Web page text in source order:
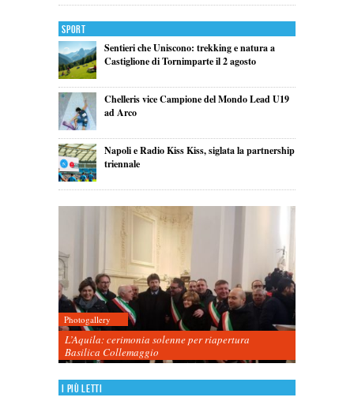
Sport
Sentieri che Uniscono: trekking e natura a
Castiglione di Tornimparte il 2 agosto
Chelleris vice Campione del Mondo Lead U19
ad Arco
Napoli e Radio Kiss Kiss, siglata la partnership
triennale
Photogallery
L’Aquila: cerimonia solenne per riapertura
Basilica Collemaggio
I più letti